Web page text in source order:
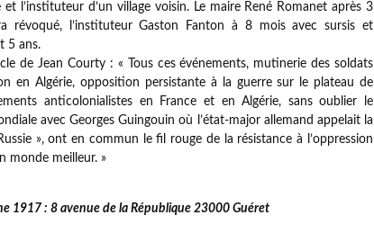
l’instituteur d’un village voisin. Le maire René Romanet après 3
révoqué, l’instituteur Gaston Fanton à 8 mois avec sursis et
5 ans.
de Jean Courty : « Tous ces événements, mutinerie des soldats
en Algérie, opposition persistante à la guerre sur le plateau de
anticolonialistes en France et en Algérie, sans oublier le
avec Georges Guingouin où l’état-major allemand appelait la
», ont en commun le fil rouge de la résistance à l’oppression
monde meilleur. »
1917 : 8 avenue de la République 23000 Guéret